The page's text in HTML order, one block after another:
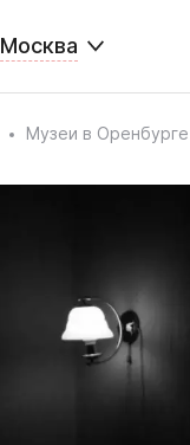
Москва
Музеи в Оренбурге